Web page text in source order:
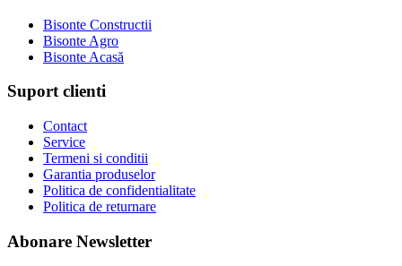
Bisonte Constructii
Bisonte Agro
Bisonte Acasă
Suport clienti
Contact
Service
Termeni si conditii
Garantia produselor
Politica de confidentialitate
Politica de returnare
Abonare Newsletter